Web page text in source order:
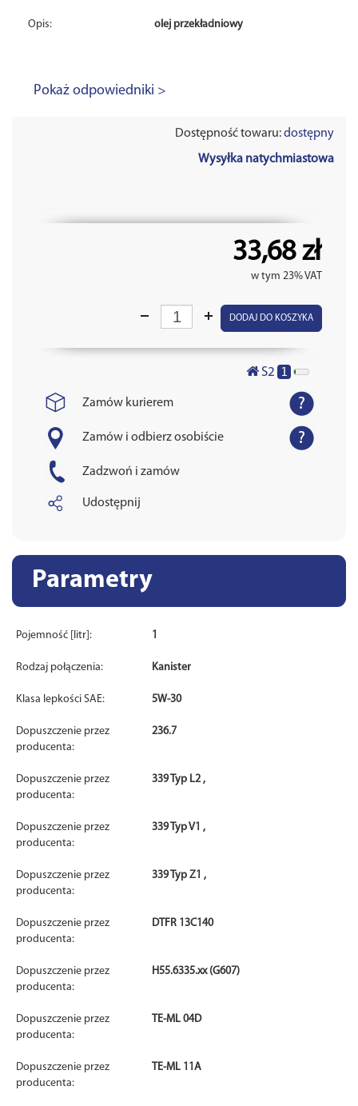
Opis: olej przekładniowy
Pokaż odpowiedniki >
Dostępność towaru:dostępny
Wysyłka natychmiastowa
33,68 zł
w tym 23% VAT
DODAJ DO KOSZYKA
S2 1
Zamów kurierem
Zamów i odbierz osobiście
Zadzwoń i zamów
Udostępnij
Parametry
Pojemność [litr]: 1
Rodzaj połączenia: Kanister
Klasa lepkości SAE: 5W-30
Dopuszczenie przez
producenta:
236.7
Dopuszczenie przez
producenta:
339 Typ L2 ,
Dopuszczenie przez
producenta:
339 Typ V1 ,
Dopuszczenie przez
producenta:
339 Typ Z1 ,
Dopuszczenie przez
producenta:
DTFR 13C140
Dopuszczenie przez
producenta:
H55.6335.xx (G607)
Dopuszczenie przez
producenta:
TE-ML 04D
Dopuszczenie przez
producenta:
TE-ML 11A